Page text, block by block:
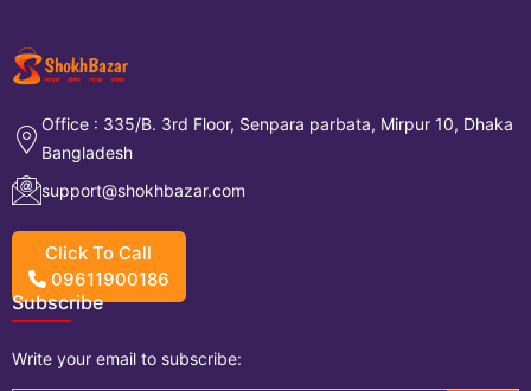
Office : 335/B. 3rd Floor, Senpara parbata, Mirpur 10, Dhaka
Bangladesh
support@shokhbazar.com
Click To Call
09611900186
Subscribe
Write your email to subscribe: